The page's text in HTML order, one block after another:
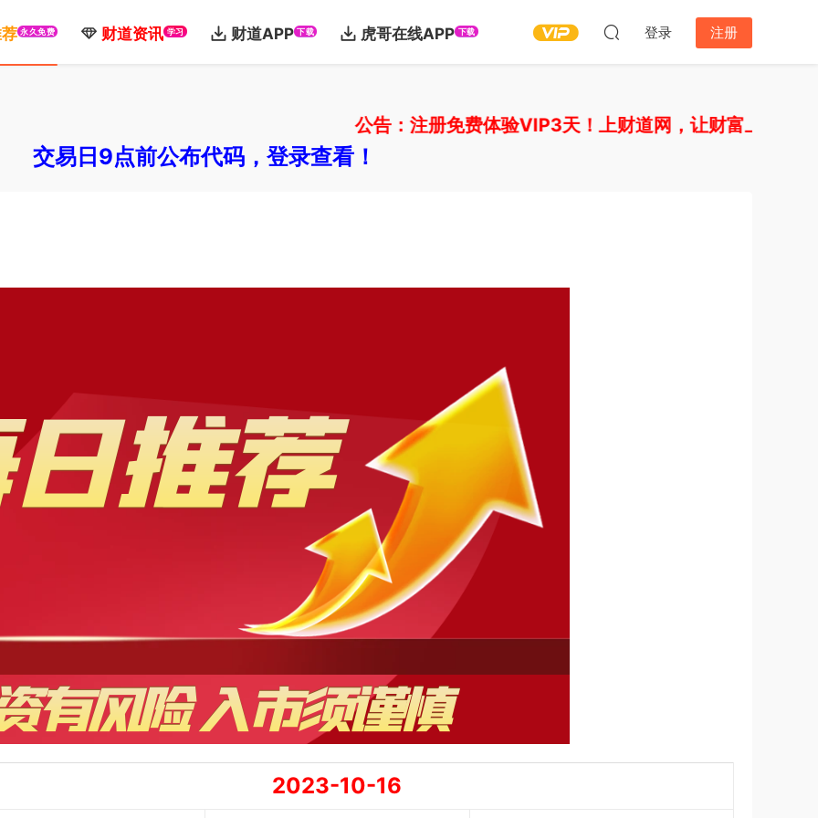
永久免费 财道资讯 学习 财道APP 下载 虎哥在线APP 下载 登录 注册
公告：注册免费体验VIP3天！上财道网，让财富上道！如需
交易日9点前公布代码，登录查看！
2023-10-16